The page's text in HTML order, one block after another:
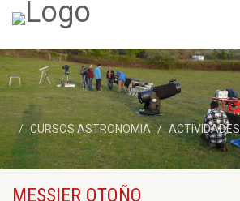
CURSOS ASTRONOMIA ACTIVIDADES
MESSIER OTOÑO